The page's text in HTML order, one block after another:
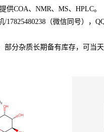
供COA、NMR、MS、HPLC。
（微信同号），
部分杂质长期备有库存，可当